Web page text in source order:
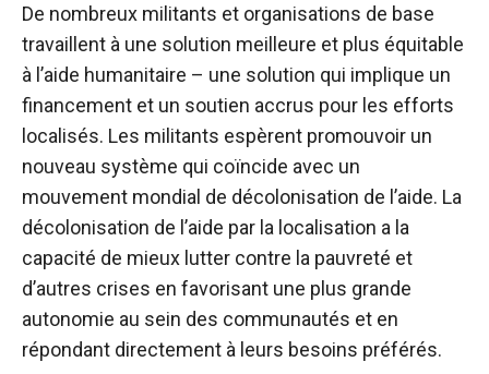
De nombreux militants et organisations de base
travaillent à une solution meilleure et plus équitable
à l’aide humanitaire – une solution qui implique un
financement et un soutien accrus pour les efforts
localisés. Les militants espèrent promouvoir un
nouveau système qui coïncide avec un
mouvement mondial de décolonisation de l’aide. La
décolonisation de l’aide par la localisation a la
capacité de mieux lutter contre la pauvreté et
d’autres crises en favorisant une plus grande
autonomie au sein des communautés et en
répondant directement à leurs besoins préférés.